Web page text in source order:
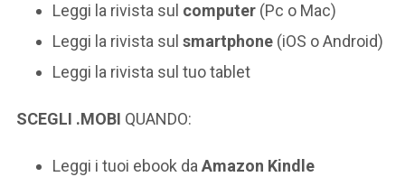
Leggi la rivista sul computer (Pc o Mac)
Leggi la rivista sul smartphone (iOS o Android)
Leggi la rivista sul tuo tablet
SCEGLI .MOBI QUANDO:
Leggi i tuoi ebook daAmazon Kindle